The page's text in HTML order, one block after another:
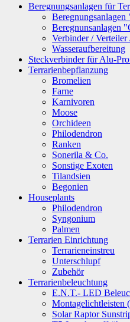
Beregnungsanlagen für
Beregnunsanlagen
Verbinder / Verteiler
Wasseraufbereitung
Steckverbinder für Alu-
Terrarienbepflanzung
Bromelien
Farne
Karnivoren
Moose
Orchideen
Philodendron
Ranken
Sonerila & Co.
Sonstige Exoten
Tilandsien
Begonien
Houseplants
Philodendron
Syngonium
Palmen
Terrarien Einrichtung
Terrarieneinstreu
Unterschlupf
Zubehör
Terrarienbeleuchtung
E.N.T.- LED
Montagelichtleisten
Solar Raptor